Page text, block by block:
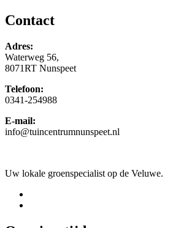
Contact
Adres:
Waterweg 56,
8071RT Nunspeet
Telefoon:
0341-254988
E-mail:
info@tuincentrumnunspeet.nl
Uw lokale groenspecialist op de Veluwe.